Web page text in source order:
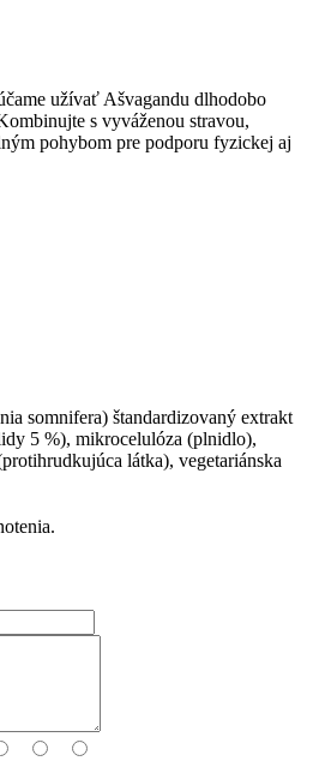
užívať Ašvagandu dlhodobo
s vyváženou stravou,
pohybom pre podporu fyzickej aj
somnifera) štandardizovaný extrakt
5 %), mikrocelulóza (plnidlo),
látka), vegetariánska